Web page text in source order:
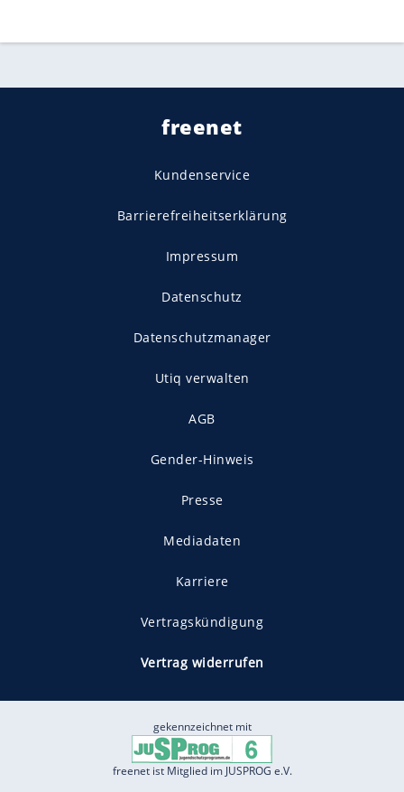
freenet
Kundenservice
Barrierefreiheitserklärung
Impressum
Datenschutz
Datenschutzmanager
Utiq verwalten
AGB
Gender-Hinweis
Presse
Mediadaten
Karriere
Vertragskündigung
Vertrag widerrufen
gekennzeichnet mit
freenet ist Mitglied im JUSPROG e.V.